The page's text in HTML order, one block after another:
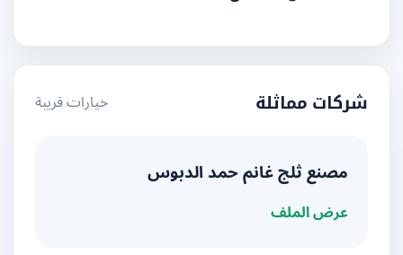
شركات مماثلة خيارات قريبة
مصنع ثلج غانم حمد الدبوس
عرض الملف